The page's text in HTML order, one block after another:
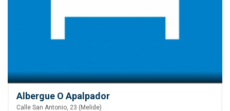
Albergue O Apalpador
Calle San Antonio, 23 (Melide)